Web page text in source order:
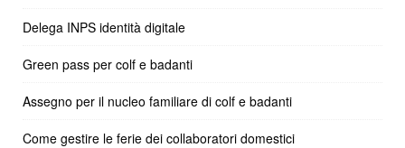
Delega INPS identità digitale
Green pass per colf e badanti
Assegno per il nucleo familiare di colf e badanti
Come gestire le ferie dei collaboratori domestici